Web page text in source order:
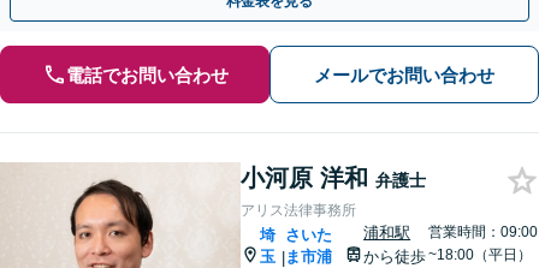
電話でお問い合わせ メールでお問い合わせ
小河原 洋和 弁護士
アリス法律事務所
埼
玉 |
さいた
ま市浦
浦和駅
から徒歩
営業時間：09:00
~18:00（平日）